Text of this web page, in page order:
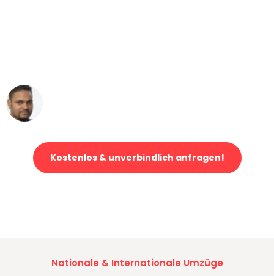
Kostenlos & unverbindlich anfragen!
Nationale & Internationale Umzüge